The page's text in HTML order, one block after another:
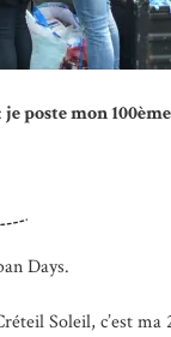
je poste mon
Days.
Soleil, c’est ma